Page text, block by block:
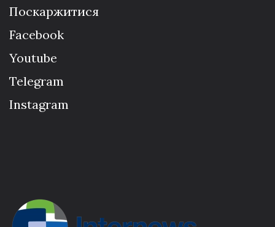
Поскаржитися
Facebook
Youtube
Telegram
Instagram